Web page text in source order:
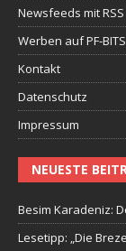
Newsfeeds mit RSS
Werben auf PF-BITS
Kontakt
Datenschutz
Impressum
NEUESTE
Besim Karadeniz:
Lesetipp: „Die